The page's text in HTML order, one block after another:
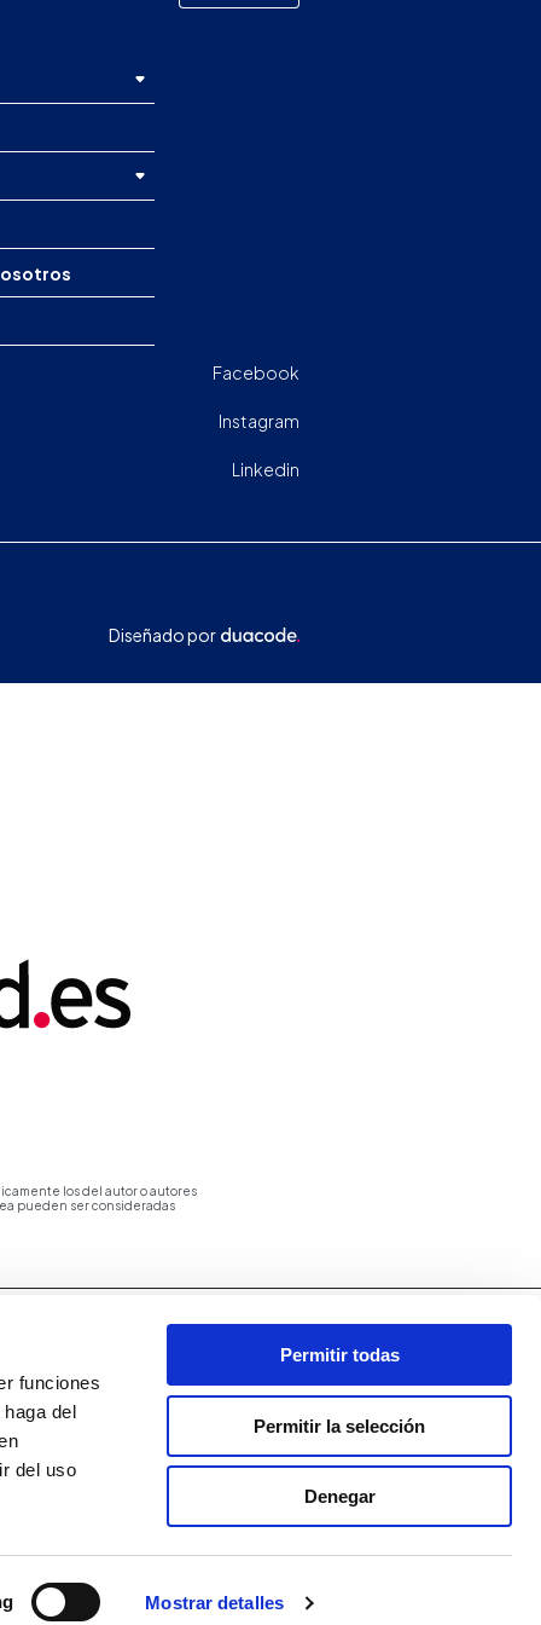
funciones
del
del uso
Mostrar detalles
Permitir todas
Permitir la selección
Denegar
Facebook
Instagram
Linkedin
Diseñado por
los del autor o autores
pueden ser consideradas